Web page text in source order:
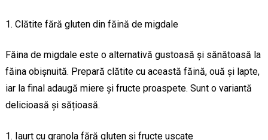
Clătite fără gluten din făină de migdale
Făina de migdale este o alternativă gustoasă și sănătoasă la
făina obișnuită. Prepară clătite cu această făină, ouă și lapte,
iar la final adaugă miere și fructe proaspete. Sunt o variantă
delicioasă și sățioasă.
Iaurt cu granola fără gluten și fructe uscate